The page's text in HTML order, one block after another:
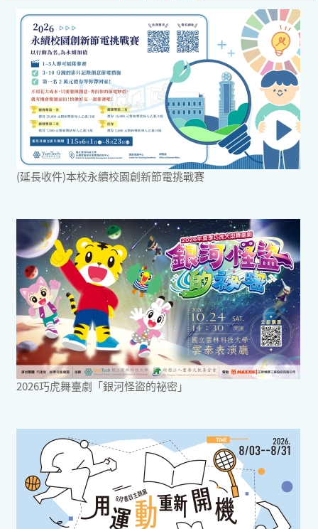
(延長收件)本校永續校園創新節電挑戰賽
2026巧虎舞臺劇「銀河怪盜的祕密」